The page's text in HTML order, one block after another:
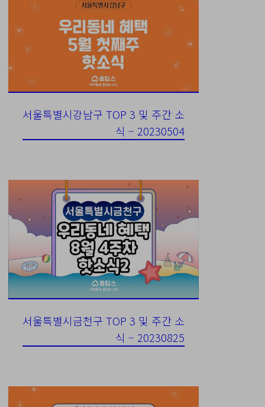
서울특별시강남구 TOP 3 및 주간 소
식 – 20230504
서울특별시금천구 TOP 3 및 주간 소
식 – 20230825